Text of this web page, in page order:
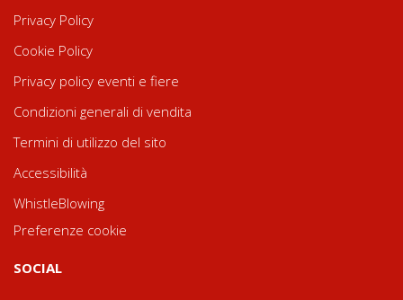
Privacy Policy
Cookie Policy
Privacy policy eventi e fiere
Condizioni generali di vendita
Termini di utilizzo del sito
Accessibilità
WhistleBlowing
Preferenze cookie
SOCIAL